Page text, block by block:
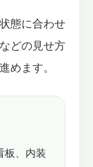
態に合わせ
どの見せ方
めます。
板、内装